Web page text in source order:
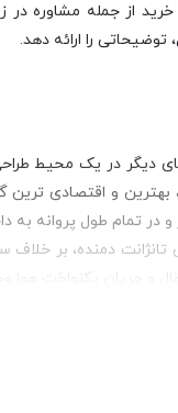
از جمله مشاوره در
را ارائه دهد.
دیگر در یک محیط
و اقتصادی
تمام طول پروانه به
دمنده، بر
و جریان یکنواخت هوا